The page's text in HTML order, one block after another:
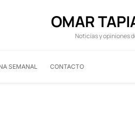
OMAR
Noticias y opiniones
SEMANAL CONTACTO